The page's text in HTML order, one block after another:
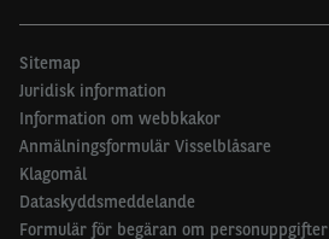
Sitemap
Juridisk information
Information om webbkakor
Anmälningsformulär Visselblåsare
Klagomål
Dataskyddsmeddelande
Formulär för begäran om personuppgifter